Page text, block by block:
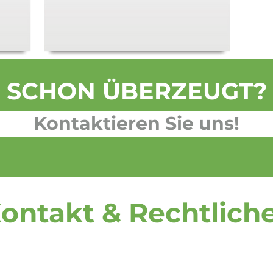
SCHON ÜBERZEUGT?
Kontaktieren Sie uns!
&